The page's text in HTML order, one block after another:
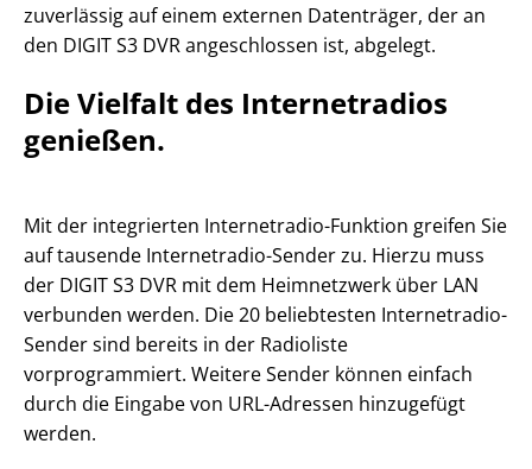
zuverlässig auf einem externen Datenträger, der an
den DIGIT S3 DVR angeschlossen ist, abgelegt.
Die Vielfalt des Internetradios
genießen.
Mit der integrierten Internetradio-Funktion greifen Sie
auf tausende Internetradio-Sender zu. Hierzu muss
der DIGIT S3 DVR mit dem Heimnetzwerk über LAN
verbunden werden. Die 20 beliebtesten Internetradio-
Sender sind bereits in der Radioliste
vorprogrammiert. Weitere Sender können einfach
durch die Eingabe von URL-Adressen hinzugefügt
werden.